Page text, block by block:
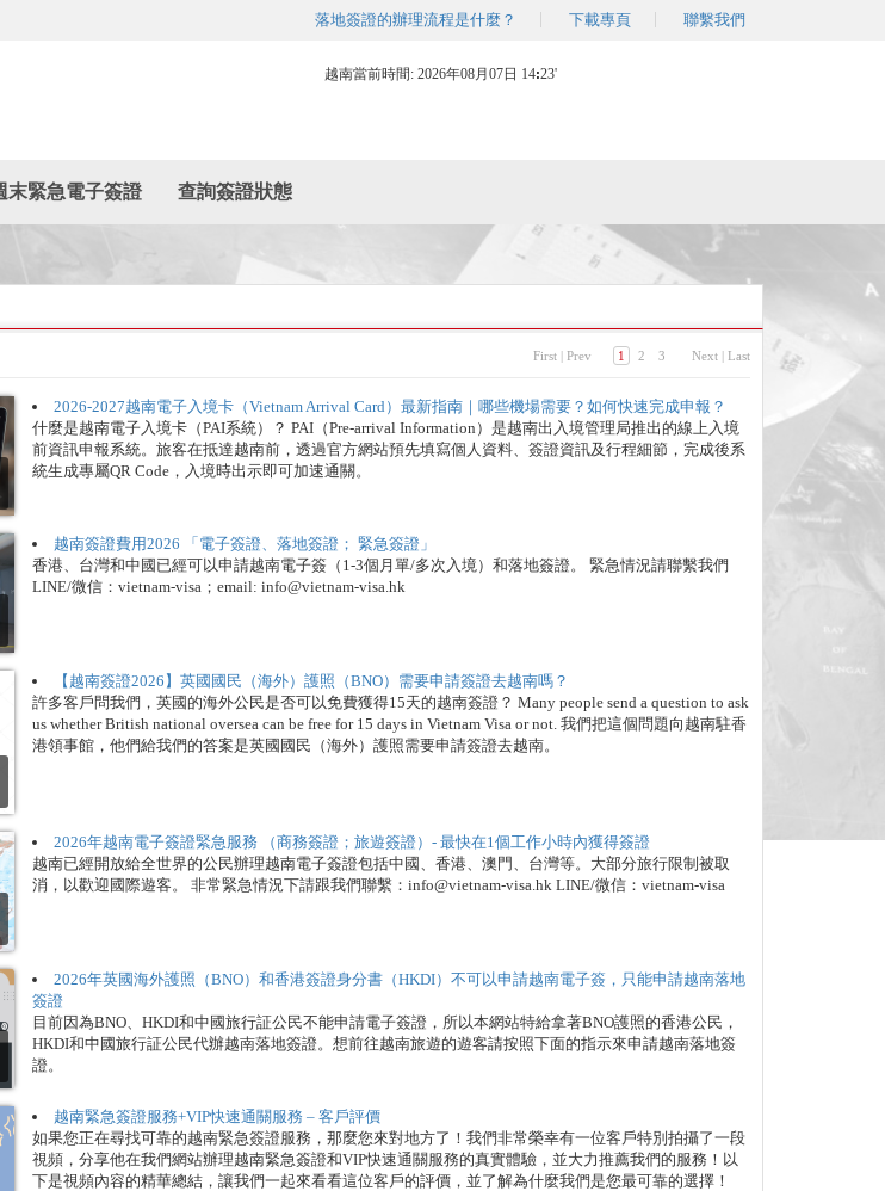
落地簽證的辦理流程是什麼？ 下載專頁 聯繫我們
越南當前時間:2026年08月07日 14 23'
末緊急電子簽證 查詢簽證狀態
First | Prev 1 2 3 Next | Last
2026-2027越南電子入境卡（Vietnam Arrival Card）最新指南｜哪些機場需要？如何快速完成申報？
什麼是越南電子入境卡（PAI系統）？ PAI（Pre-arrival Information）是越南出入境管理局推出的線上入境
前資訊申報系統。旅客在抵達越南前，透過官方網站預先填寫個人資料、簽證資訊及行程細節，完成後系
統生成專屬QR Code，入境時出示即可加速通關。
越南簽證費用2026 「電子簽證、落地簽證； 緊急簽證」
香港、台灣和中國已經可以申請越南電子簽（1-3個月單/多次入境）和落地簽證。 緊急情況請聯繫我們
LINE/微信：vietnam-visa；email: info@vietnam-visa.hk
【越南簽證2026】英國國民（海外）護照（BNO）需要申請簽證去越南嗎？
許多客戶問我們，英國的海外公民是否可以免費獲得15天的越南簽證？ Many people send a question to ask
us whether British national oversea can be free for 15 days in Vietnam Visa or not. 我們把這個問題向越南駐香
港領事館，他們給我們的答案是英國國民（海外）護照需要申請簽證去越南。
2026年越南電子簽證緊急服務 （商務簽證；旅遊簽證）- 最快在1個工作小時內獲得簽證
越南已經開放給全世界的公民辦理越南電子簽證包括中國、香港、澳門、台灣等。大部分旅行限制被取
消，以歡迎國際遊客。 非常緊急情況下請跟我們聯繫：info@vietnam-visa.hk LINE/微信：vietnam-visa
2026年英國海外護照（BNO）和香港簽證身分書（HKDI）不可以申請越南電子簽，只能申請越南落地
簽證
目前因為BNO、HKDI和中國旅行証公民不能申請電子簽證，所以本網站特給拿著BNO護照的香港公民，
HKDI和中國旅行証公民代辦越南落地簽證。想前往越南旅遊的遊客請按照下面的指示來申請越南落地簽
證。
越南緊急簽證服務+VIP快速通關服務 – 客戶評價
如果您正在尋找可靠的越南緊急簽證服務，那麼您來對地方了！我們非常榮幸有一位客戶特別拍攝了一段
視頻，分享他在我們網站辦理越南緊急簽證和VIP快速通關服務的真實體驗，並大力推薦我們的服務！以
下是視頻內容的精華總結，讓我們一起來看看這位客戶的評價，並了解為什麼我們是您最可靠的選擇！